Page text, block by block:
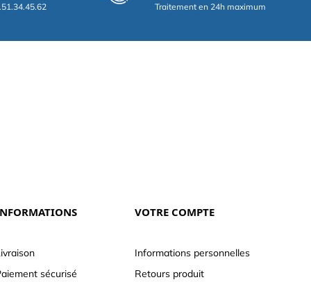
Traitement en 24h maximum
sécurisé
VOTRE COMPTE
Informations personnelles
Retours produit